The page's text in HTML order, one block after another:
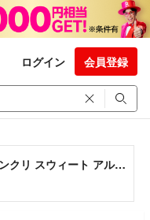
ログイン 会員登録
Van Cleef＆Arpels ヴァンクリ スウィート アルハンブラ